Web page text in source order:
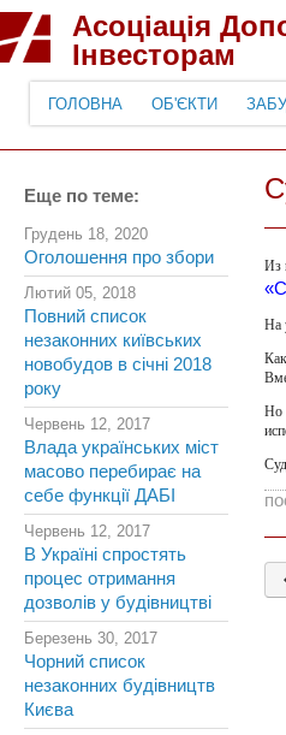
Асоціація
Інвесторам
ГОЛОВНА ОБ'ЄКТИ
Еще по теме:
Грудень 18, 2020
Оголошення про збори
Лютий 05, 2018
Повний список
незаконних київських
новобудов в січні 2018
року
Червень 12, 2017
Влада українських міст
масово перебирає на
себе функції ДАБІ
Червень 12, 2017
В Україні спростять
процес отримання
дозволів у будівництві
Березень 30, 2017
Чорний список
незаконних будівництв
Києва
Из
На
Но